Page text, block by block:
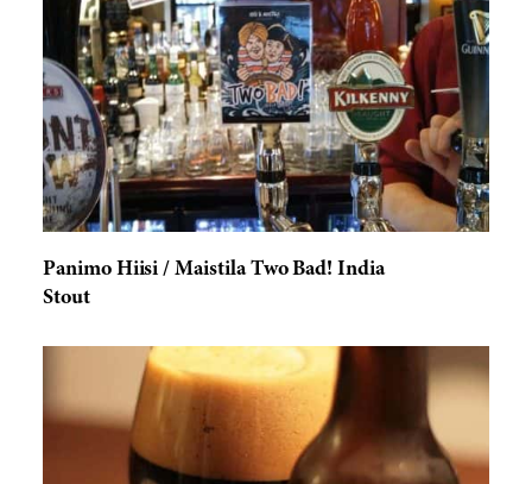
5482
reviews
Panimo Hiisi / Maistila Two Bad! India
Stout